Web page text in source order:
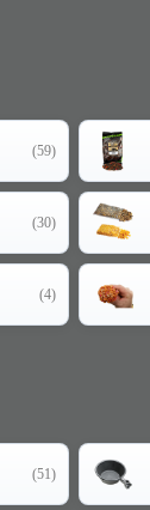
(59)
(30)
(4)
(51)